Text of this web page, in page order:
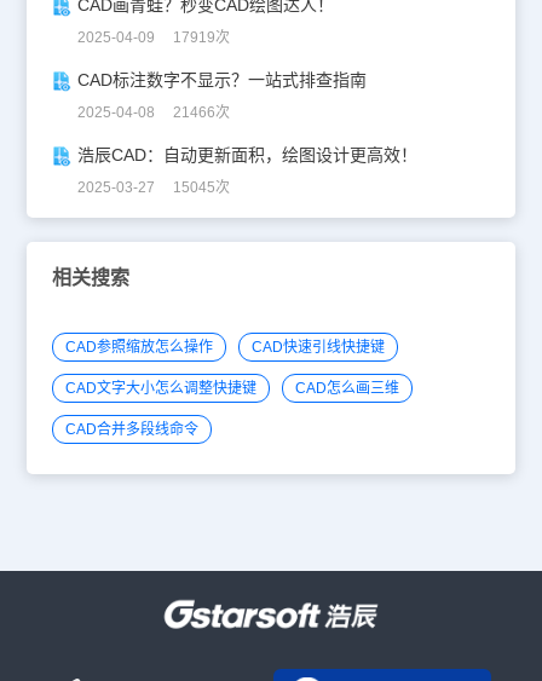
CAD画青蛙？秒变CAD绘图达人！
2025-04-09 17919次
CAD标注数字不显示？一站式排查指南
2025-04-08 21466次
浩辰CAD：自动更新面积，绘图设计更高效！
2025-03-27 15045次
相关搜索
CAD参照缩放怎么操作 CAD快速引线快捷键
CAD文字大小怎么调整快捷键 CAD怎么画三维
CAD合并多段线命令